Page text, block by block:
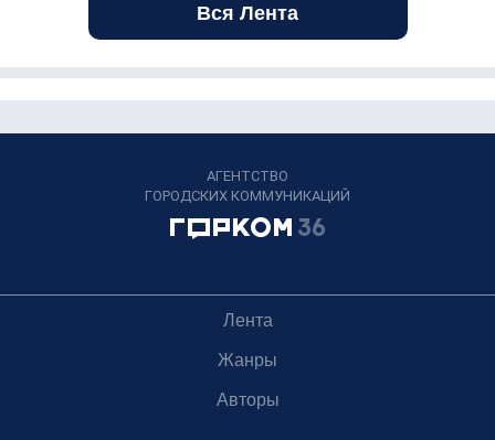
Вся Лента
АГЕНТСТВО
ГОРОДСКИХ КОММУНИКАЦИЙ
Лента
Жанры
Авторы